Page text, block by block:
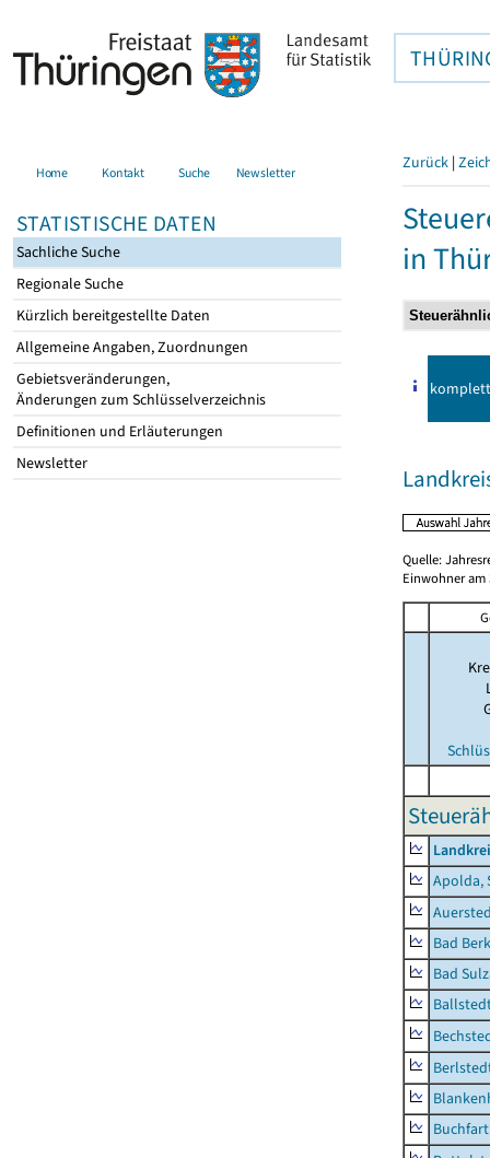
Home Kontakt Suche Newsletter
STATISTISCHE DATEN
Sachliche Suche
Regionale Suche
Kürzlich bereitgestellte Daten
Allgemeine Angaben, Zuordnungen
Gebietsveränderungen,
Änderungen zum Schlüsselverzeichnis
Definitionen und Erläuterungen
Newsletter
Zurück |
in
komplett
Quelle:
Einwohner am
Apolda,
Bad
Bad
Buchfart